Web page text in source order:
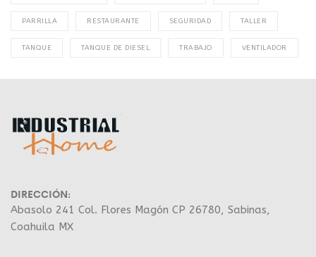
PARRILLA RESTAURANTE SEGURIDAD TALLER
TANQUE TANQUE DE DIESEL TRABAJO VENTILADOR
DIRECCIÓN:
Abasolo 241 Col. Flores Magón CP 26780, Sabinas,
Coahuila MX